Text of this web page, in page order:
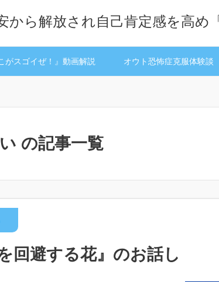
から解放され自己肯定感を高め
がスゴイぜ！』動画解説 オウト恐怖症克服体験談
の記事一覧
回避する花』のお話し